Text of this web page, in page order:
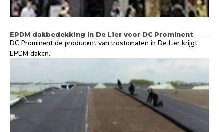
EPDM dakbedekking in De Lier voor DC Prominent
DC Prominent de producent van trostomaten in De Lier krijgt
EPDM daken.